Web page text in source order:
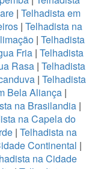
| Telhadista em
| Telhadista na
| Telhadista
Fria | Telhadista
Rasa | Telhadista
| Telhadista
Bela Aliança |
na Brasilandia |
na Capela do
| Telhadista na
Continental |
na Cidade